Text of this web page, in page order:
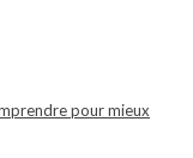
pour mieux